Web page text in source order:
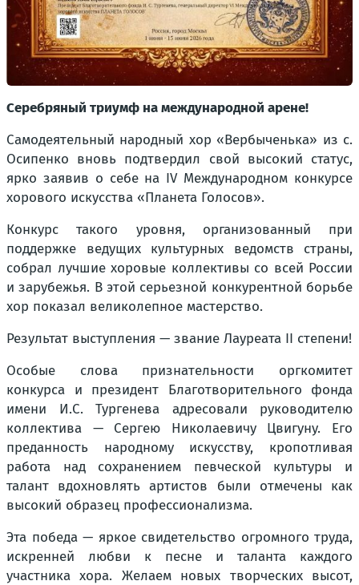
Серебряный триумф на международной арене!
Самодеятельный народный хор «Вербыченька» из с.
Осипенко вновь подтвердил свой высокий статус,
ярко заявив о себе на IV Международном конкурсе
хорового искусства «Планета Голосов».
Конкурс такого уровня, организованный при
поддержке ведущих культурных ведомств страны,
собрал лучшие хоровые коллективы со всей России
и зарубежья. В этой серьезной конкурентной борьбе
хор показал великолепное мастерство.
Результат выступления — звание Лауреата II степени!
Особые слова признательности оргкомитет
конкурса и президент Благотворительного фонда
имени И.С. Тургенева адресовали руководителю
коллектива — Сергею Николаевичу Цвигуну. Его
преданность народному искусству, кропотливая
работа над сохранением певческой культуры и
талант вдохновлять артистов были отмечены как
высокий образец профессионализма.
Эта победа — яркое свидетельство огромного труда,
искренней любви к песне и таланта каждого
участника хора. Желаем новых творческих высот,